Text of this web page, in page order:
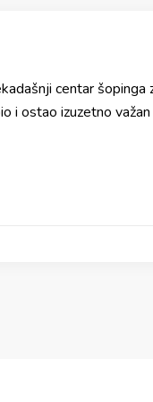
centar šopinga
i ostao izuzetno